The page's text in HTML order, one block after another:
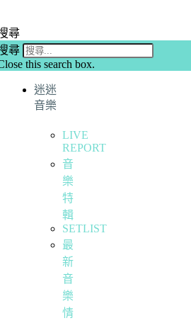
尋
尋
this search box.
迷迷
音樂
LIVE
REPORT
音
樂
特
輯
SETLIST
最
新
音
樂
情